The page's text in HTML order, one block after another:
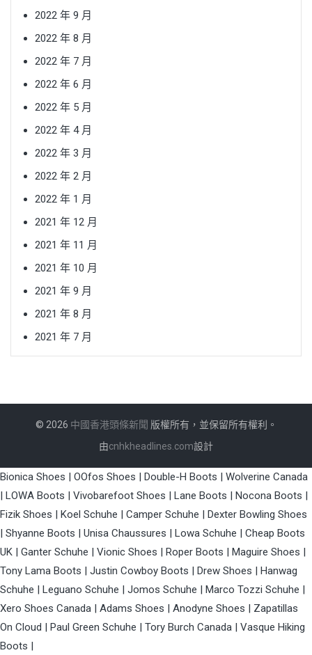
2022 年 9 月
2022 年 8 月
2022 年 7 月
2022 年 6 月
2022 年 5 月
2022 年 4 月
2022 年 3 月
2022 年 2 月
2022 年 1 月
2021 年 12 月
2021 年 11 月
2021 年 10 月
2021 年 9 月
2021 年 8 月
2021 年 7 月
© 2026 中國香港頭條新聞 版權所有，並保留所有權利。
由cnhkheadlines.com設計
Bionica Shoes | OOfos Shoes | Double-H Boots | Wolverine Canada
| LOWA Boots | Vivobarefoot Shoes | Lane Boots | Nocona Boots |
Fizik Shoes | Koel Schuhe | Camper Schuhe | Dexter Bowling Shoes
| Shyanne Boots | Unisa Chaussures | Lowa Schuhe | Cheap Boots
UK | Ganter Schuhe | Vionic Shoes | Roper Boots | Maguire Shoes |
Tony Lama Boots | Justin Cowboy Boots | Drew Shoes | Hanwag
Schuhe | Leguano Schuhe | Jomos Schuhe | Marco Tozzi Schuhe |
Xero Shoes Canada | Adams Shoes | Anodyne Shoes | Zapatillas
On Cloud | Paul Green Schuhe | Tory Burch Canada | Vasque Hiking
Boots |